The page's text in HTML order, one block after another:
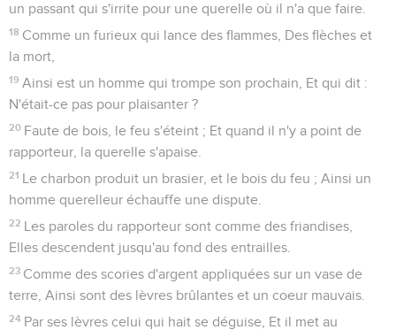
un passant qui s'irrite pour une querelle où il n'a que faire.
18 Comme un furieux qui lance des flammes, Des flèches et
la mort,
19 Ainsi est un homme qui trompe son prochain, Et qui dit :
N'était-ce pas pour plaisanter ?
20 Faute de bois, le feu s'éteint ; Et quand il n'y a point de
rapporteur, la querelle s'apaise.
21 Le charbon produit un brasier, et le bois du feu ; Ainsi un
homme querelleur échauffe une dispute.
22 Les paroles du rapporteur sont comme des friandises,
Elles descendent jusqu'au fond des entrailles.
23 Comme des scories d'argent appliquées sur un vase de
terre, Ainsi sont des lèvres brûlantes et un coeur mauvais.
24 Par ses lèvres celui qui hait se déguise, Et il met au